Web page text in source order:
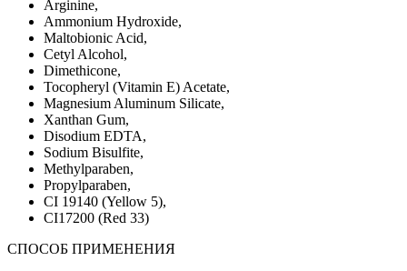
Arginine,
Ammonium Hydroxide,
Maltobionic Acid,
Cetyl Alcohol,
Dimethicone,
Tocopheryl (Vitamin E) Acetate,
Magnesium Aluminum Silicate,
Xanthan Gum,
Disodium EDTA,
Sodium Bisulfite,
Methylparaben,
Propylparaben,
CI 19140 (Yellow 5),
CI17200 (Red 33)
СПОСОБ ПРИМЕНЕНИЯ